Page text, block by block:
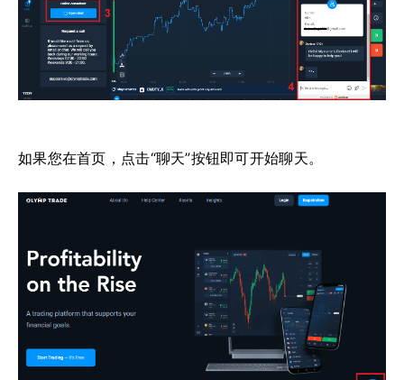
如果您在首页，点击“聊天”按钮即可开始聊天。